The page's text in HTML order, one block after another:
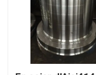
Axes en acier
Anneaux en